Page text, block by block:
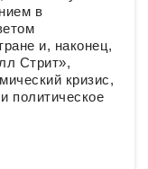
в
и, наконец,
Стрит»,
кризис,
политическое